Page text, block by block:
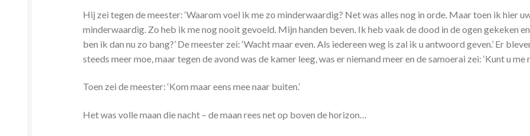
Hij zei tegen de meester: ‘Waarom voel ik me zo minderwaardig? Net was alles nog in orde. Maar toen ik hier
minderwaardig. Zo heb ik me nog nooit gevoeld. Mijn handen beven. Ik heb vaak de dood in de ogen gekeken
ben ik dan nu zo bang?’ De meester zei: ‘Wacht maar even. Als iedereen weg is zal ik u antwoord geven.’ Er
steeds meer moe, maar tegen de avond was de kamer leeg, was er niemand meer en de samoerai zei: ‘Kunt u me
Toen zei de meester: ‘Kom maar eens mee naar buiten.’
Het was volle maan die nacht – de maan rees net op boven de horizon…